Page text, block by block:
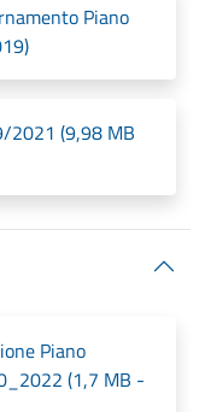
Piano
2021 (9,98 MB
Piano
(1,7 MB -